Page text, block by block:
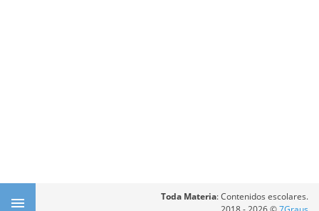
Toda Materia: Contenidos escolares.